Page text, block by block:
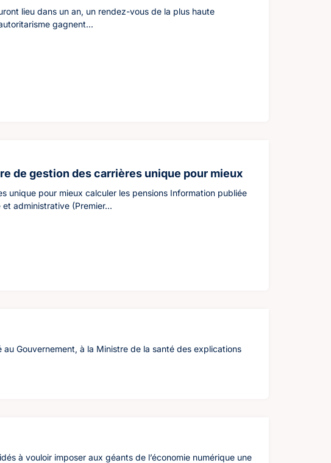
lieu dans un an, un rendez-vous de la plus haute
gagnent...
de gestion des carrières unique pour mieux
unique pour mieux calculer les pensions Information publiée
administrative (Premier...
Gouvernement, à la Ministre de la santé des explications
à vouloir imposer aux géants de l’économie numérique une